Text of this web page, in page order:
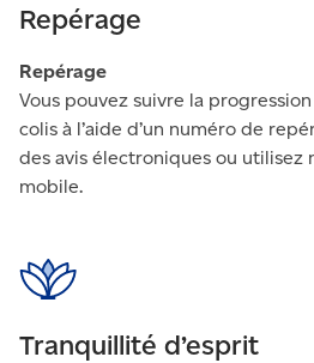
Repérage
Repérage
Vous pouvez suivre la
colis à l’aide d’un numéro de
des avis électroniques ou utilisez
mobile.
Tranquillité d’esprit